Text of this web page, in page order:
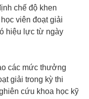
chế độ khen
viên đoạt giải
hiệu lực từ ngày
các mức thưởng
giải trong kỳ thi
cứu khoa học kỹ